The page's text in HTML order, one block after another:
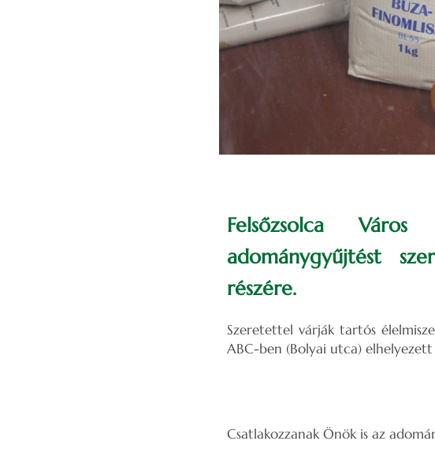
Felsőzsolca
adománygyűjtést
részére.
Szeretettel várják tartós
ABC-ben (Bolyai utca)
Csatlakozzanak Önök is az